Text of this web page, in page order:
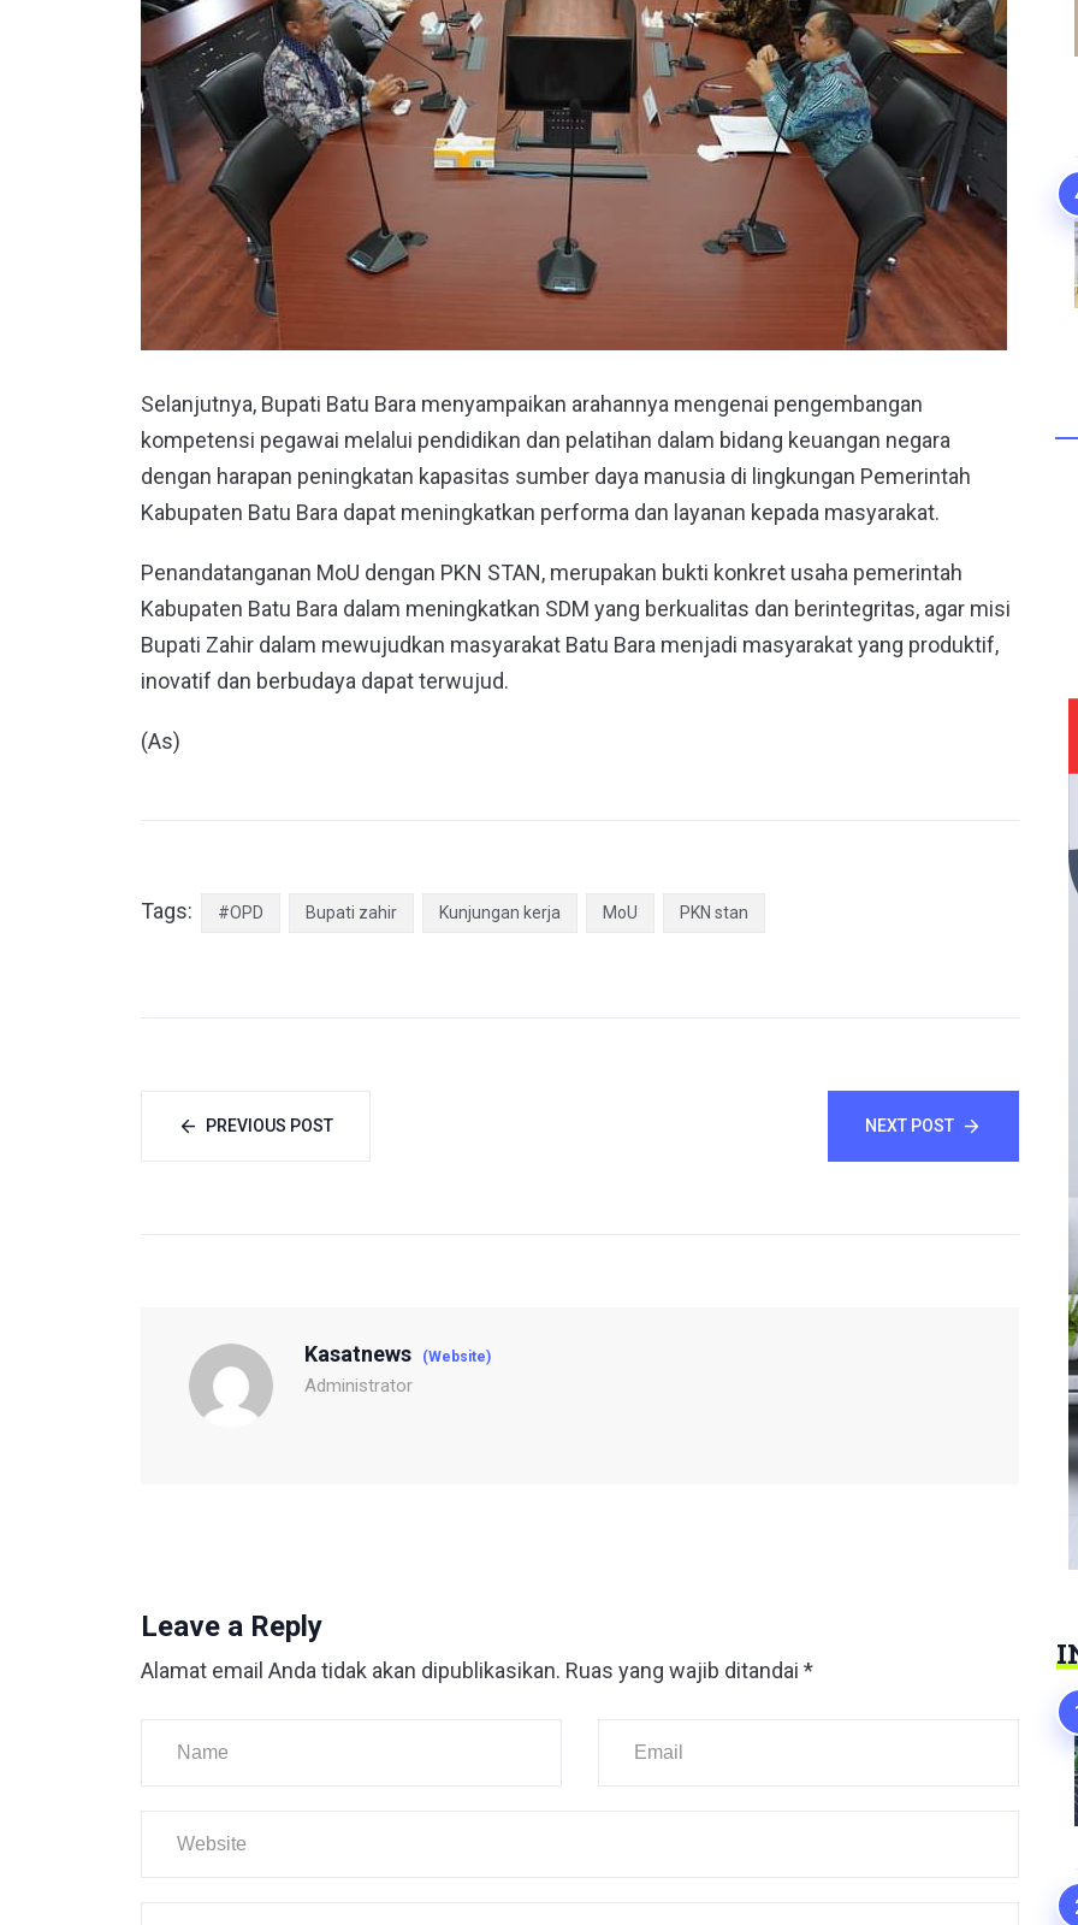
Selanjutnya, Bupati Batu Bara menyampaikan arahannya mengenai pengembangan
kompetensi pegawai melalui pendidikan dan pelatihan dalam bidang keuangan negara
dengan harapan peningkatan kapasitas sumber daya manusia di lingkungan Pemerintah
Kabupaten Batu Bara dapat meningkatkan performa dan layanan kepada masyarakat.
Penandatanganan MoU dengan PKN STAN, merupakan bukti konkret usaha pemerintah
Kabupaten Batu Bara dalam meningkatkan SDM yang berkualitas dan berintegritas, agar misi
Bupati Zahir dalam mewujudkan masyarakat Batu Bara menjadi masyarakat yang produktif,
inovatif dan berbudaya dapat terwujud.
(As)
Tags: #OPD Bupati zahir Kunjungan kerja MoU PKN stan
PREVIOUS POST NEXT POST
Kasatnews (Website)
Administrator
Leave a Reply
Alamat email Anda tidak akan dipublikasikan. Ruas yang wajib ditandai *